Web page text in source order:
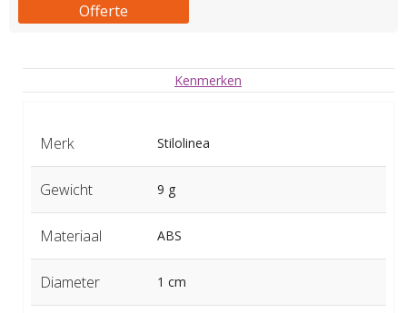
Offerte
Kenmerken
Merk Stilolinea
Gewicht 9 g
Materiaal ABS
Diameter 1 cm